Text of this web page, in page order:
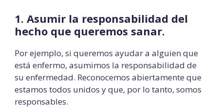
1. Asumir la responsabilidad del
hecho que queremos sanar.
Por ejemplo, si queremos ayudar a alguien que
está enfermo, asumimos la responsabilidad de
su enfermedad. Reconocemos abiertamente que
estamos todos unidos y que, por lo tanto, somos
responsables.